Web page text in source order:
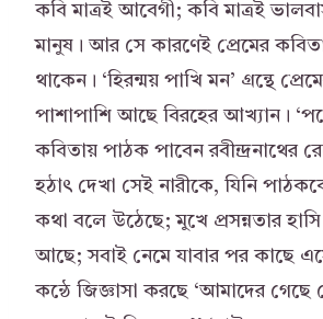
কবি মাত্রই আবেগী; কবি মাত্রই
মানুষ। আর সে কারণেই প্রেমের
থাকেন। ‘হিরন্ময় পাখি মন’ গ্রন্থে
পাশাপাশি আছে বিরহের আখ্যান।
কবিতায় পাঠক পাবেন রবীন্দ্রনাথের
হঠাৎ দেখা সেই নারীকে, যিনি
কথা বলে উঠেছে; মুখে প্রসন্নতার
আছে; সবাই নেমে যাবার পর কাছে
কন্ঠে জিজ্ঞাসা করছে ‘আমাদের গেছে